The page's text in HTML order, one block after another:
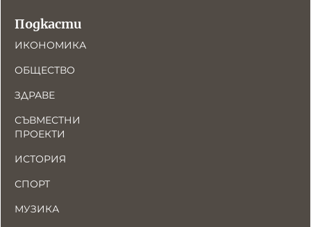
Подкасти
ИКОНОМИКА
ОБЩЕСТВО
ЗДРАВЕ
СЪВМЕСТНИ
ПРОЕКТИ
ИСТОРИЯ
СПОРТ
МУЗИКА